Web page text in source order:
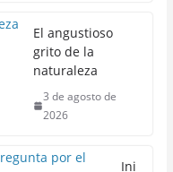
El angustioso
grito de la
naturaleza
3 de agosto de
2026
Ini